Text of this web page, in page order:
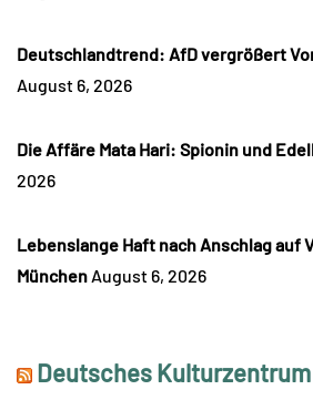
Deutschlandtrend: AfD vergrößert
August 6, 2026
Die Affäre Mata Hari: Spionin und
2026
Lebenslange Haft nach Anschlag auf
München August 6, 2026
Deutsches